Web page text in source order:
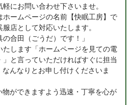
軽にお問い合わせ下さいませ。
ームページの名前【快眠工房】で
店として対応いたします。
の合田（ごうだ）です！」
たします「ホームページを見ての電
」と言っていただければすぐに担当
んなりとお申し付けくださいま
ができますよう迅速・丁寧を心が